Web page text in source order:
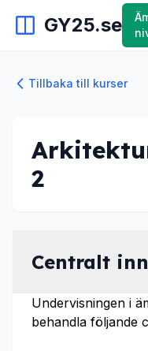
GY25.se
Tillbaka till kurser
2
Centralt
Undervisningen i
behandla följande